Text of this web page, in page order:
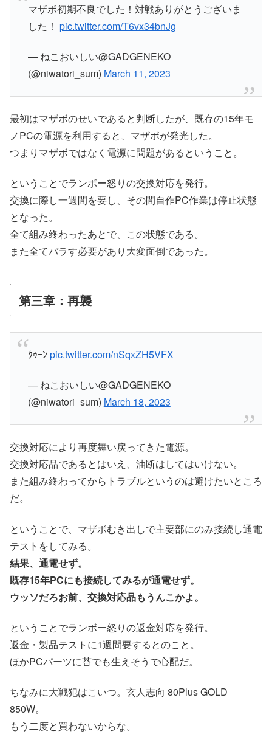
マザボ初期不良でした！対戦ありがとうございま
した！ pic.twitter.com/T6vx34bnJg
— ねこおいしい@GADGENEKO
(@niwatori_sum) March 11, 2023
最初はマザボのせいであると判断したが、既存の15年モ
ノPCの電源を利用すると、マザボが発光した。
つまりマザボではなく電源に問題があるということ。
ということでランボー怒りの交換対応を発行。
交換に際し一週間を要し、その間自作PC作業は停止状態
となった。
全て組み終わったあとで、この状態である。
また全てバラす必要があり大変面倒であった。
第三章：再襲
ｸｩｰﾝpic.twitter.com/nSqxZH5VFX
— ねこおいしい@GADGENEKO
(@niwatori_sum) March 18, 2023
交換対応により再度舞い戻ってきた電源。
交換対応品であるとはいえ、油断はしてはいけない。
また組み終わってからトラブルというのは避けたいところ
だ。
ということで、マザボむき出しで主要部にのみ接続し通電
テストをしてみる。
結果、通電せず。
既存15年PCにも接続してみるが通電せず。
ウッソだろお前、交換対応品もうんこかよ。
ということでランボー怒りの返金対応を発行。
返金・製品テストに1週間要するとのこと。
ほかPCパーツに苔でも生えそうで心配だ。
ちなみに大戦犯はこいつ。玄人志向 80Plus GOLD
850W。
もう二度と買わないからな。